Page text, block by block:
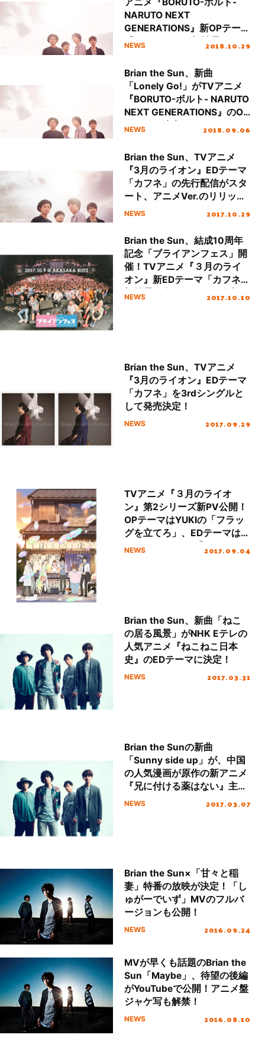
NARUTO NEXT
GENERATIONS』新OPテーマ
「Lonely Go!」初披露！アニ
ト！
NEWS 2018.10.29
Brian the Sun、新曲
「Lonely Go!」がTVアニメ
『BORUTO-ボルト- NARUTO
NEXT GENERATIONS』のOP
テーマに決定！
NEWS 2018.09.06
Brian the Sun、TVアニメ
『3月のライオン』EDテーマ
「カフネ」の先行配信がスタ
ート、アニメVer.のリリック
ビデオも公開！
NEWS 2017.10.29
Brian the Sun、結成10周年
記念「ブライアンフェス」開
催！TVアニメ『３月のライ
オン』新EDテーマ「カフネ」
初披露＆全国ツアーも発表！
NEWS 2017.10.10
Brian the Sun、TVアニメ
『3月のライオン』EDテーマ
「カフネ」を3rdシングルと
して発売決定！
NEWS 2017.09.29
TVアニメ『３月のライオ
ン』第2シリーズ新PV公開！
OPテーマはYUKIの「フラッ
グを立てろ」、EDテーマは
Brian the Sunの「カフネ」
NEWS 2017.09.04
Brian the Sun、新曲「ねこ
の居る風景」がNHK Eテレの
人気アニメ『ねこねこ日本
史』のEDテーマに決定！
NEWS 2017.03.31
Brian the Sunの新曲
「Sunny side up」が、中国
の人気漫画が原作の新アニメ
『兄に付ける薬はない』主題
歌に決定！
NEWS 2017.03.07
Brian the Sun×「甘々と稲
妻」特番の放映が決定！「し
ゅがーでいず」MVのフルバ
ージョンも公開！
NEWS 2016.09.24
MVが早くも話題のBrian the
Sun「Maybe」、待望の後編
がYouTubeで公開！アニメ盤
ジャケ写も解禁！
NEWS 2016.08.10